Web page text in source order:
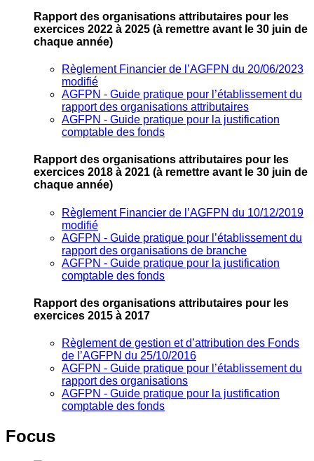
Rapport des organisations attributaires pour les
exercices 2022 à 2025 (à remettre avant le 30 juin de
chaque année)
Règlement Financier de l’AGFPN du 20/06/2023
modifié
AGFPN ‐ Guide pratique pour l’établissement du
rapport des organisations attributaires
AGFPN ‐ Guide pratique pour la justification
comptable des fonds
Rapport des organisations attributaires pour les
exercices 2018 à 2021 (à remettre avant le 30 juin de
chaque année)
Règlement Financier de l’AGFPN du 10/12/2019
modifié
AGFPN ‐ Guide pratique pour l’établissement du
rapport des organisations de branche
AGFPN ‐ Guide pratique pour la justification
comptable des fonds
Rapport des organisations attributaires pour les
exercices 2015 à 2017
Règlement de gestion et d’attribution des Fonds
de l’AGFPN du 25/10/2016
AGFPN ‐ Guide pratique pour l’établissement du
rapport des organisations
AGFPN ‐ Guide pratique pour la justification
comptable des fonds
Focus